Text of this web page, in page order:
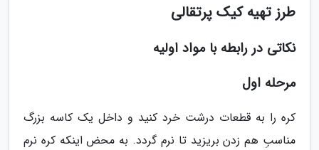
طرز تهیه کیک پرتقالی
نکاتی در رابطه با مواد اولیه
مرحله اول
کره را به قطعات درشت خرد کنید و داخل یک کاسه بزرگ
مناسبِ هم زدن بریزید تا نرم گردد. به محض اینکه کره نرم